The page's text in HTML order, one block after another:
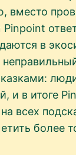
вместо
в
в итоге
всех
более